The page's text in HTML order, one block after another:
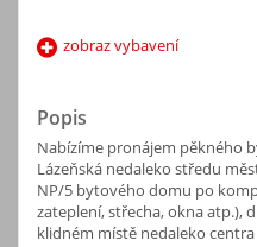
zobraz vybavení
Popis
Nabízíme pronájem pěkného
Lázeňská nedaleko středu
NP/5 bytového domu po
zateplení, střecha, okna atp.),
klidném místě nedaleko